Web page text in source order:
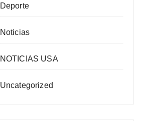
Deporte
Noticias
NOTICIAS USA
Uncategorized